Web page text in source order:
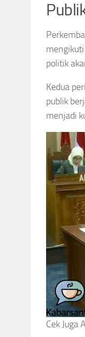
politik
Kedua
publik
menjadi
Cek Juga